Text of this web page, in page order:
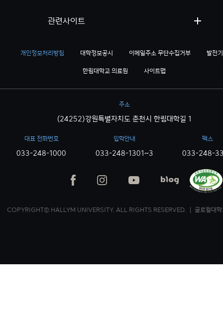
개인정보처리방침 대학정보공시 이메일주소 무단수집거부 발전
한림대학교 의료원 사이트맵
관련사이트
주소
(24252)강원특별자치도 춘천시 한림대학길 1
대표 전화번호
033-248-1000
입학안내
033-248-1301~3
팩스
033-248-
COPYRIGHT© HALLYM UNIVERSITY. ALL RIGHTS RESERVED. ｜ 글로컬대